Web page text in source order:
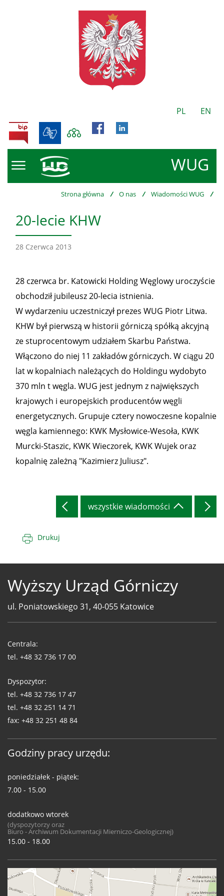
PL EN
WUG
BIP
Strona główna / O nas / Wiadomości WUG /
20-lecie KHW
28 Czerwca 2013
28 czerwca br. Katowicki Holding Węglowy uroczyście
obchodził jubileusz 20-lecia istnienia.
W wydarzeniu uczestniczył prezes WUG Piotr Litwa.
KHW był pierwszą w historii górniczą spółką akcyjną
ze stuprocentowym udziałem Skarbu Państwa.
Włączono do niej 11 zakładów górniczych. W ciągu 20
lat w kopalniach należących do Holdingu wydobyto
370 mln t węgla. WUG jest jednym z największych
krajowych i europejskich producentów węgli
energetycznych. Grupuje cztery nowoczesne kopalnie
węgla kamiennego: KWK Mysłowice-Wesoła, KWK
Murcki-Staszic, KWK Wieczorek, KWK Wujek oraz
kopalnię zależną "Kazimierz Juliusz".
wszystkie wiadomości
Drukuj
Wyższy Urząd Górniczy
ul. Poniatowskiego 31, 40-055 Katowice
WUG
Centrala:
tel. +48 32 736 17 00
Dyspozytor:
tel. +48 32 736 17 47
tel. +48 32 251 14 71
fax: +48 32 251 48 84
Godziny pracy urzędu:
poniedziałek - piątek:
7.00 - 15.00
dodatkowo wtorek
(dyspozytorzy oraz
Biuro - Archiwum Dokumentacji Mierniczo-Geologicznej)
15.00 - 18.00